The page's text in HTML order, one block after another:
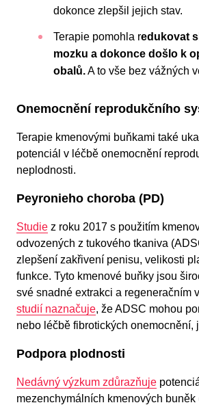
dokonce zlepšil jejich stav.
Terapie pomohla redukovat
mozku a dokonce došlo k
obalů.A to vše bez vážných
Onemocnění reprodukčního
Terapie kmenovými buňkami také
potenciál v léčbě onemocnění
neplodnosti.
Peyronieho choroba (PD)
Studie z roku 2017 s použitím
odvozených z tukového tkaniva
zlepšení zakřivení penisu, velikosti
funkce. Tyto kmenové buňky jsou
své snadné extrakci a regeneračním
studií naznačuje, že ADSC mohou
nebo léčbě fibrotických onemocnění,
Podpora plodnosti
Nedávný výzkum zdůrazňuje
mezenchymálních kmenových buněk